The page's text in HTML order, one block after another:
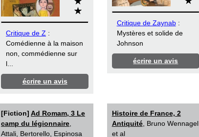
Critique de Z :
Comédienne à la maison
non, commédienne sur
l...
écrire un avis
Critique de Zaynab:
Mystères et solide de
Johnson
écrire un avis
[Fiction] Ad Romam, 3 Le
camp du légionnaire
Attali, Bertorello, Espinosa
Histoire de France, 2
Antiquité, Bruno Wennagel
et al